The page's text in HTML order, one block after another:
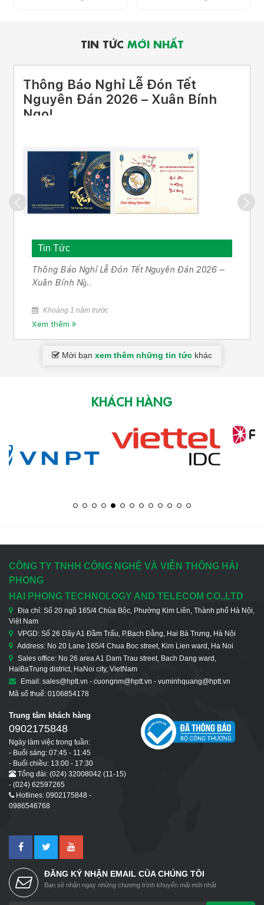
TIN TỨC MỚI NHẤT
Thông Báo Nghỉ Lễ Đón Tết
Nguyên Đán 2026 – Xuân Bính
Ngọ!
Tin Tức
Thông Báo Nghỉ Lễ Đón Tết Nguyên Đán 2026 –
Xuân Bính Ng̔..
Khoảng 1 năm trước
Xem thêm
Mời bạn xem thêm những tin tức khác
KHÁCH HÀNG
CÔNG TY TNHH CÔNG NGHỆ VÀ VIỄN THÔNG HẢI
PHONG
HAI PHONG TECHNOLOGY AND TELECOM CO.,LTD
Địa chỉ: Số 20 ngõ 165/4 Chùa Bộc, Phường Kim Liên, Thành phố Hà Nội,
Việt Nam
VPGD: Số 26 Dãy A1 Đầm Trấu, P.Bạch Đằng, Hai Bà Trưng, Hà Nội
Address: No 20 Lane 165/4 Chua Boc street, Kim Lien ward, Ha Noi
Sales office: No 26 area A1 Dam Trau street, Bach Dang ward,
HaiBaTrung district, HaNoi city, VietNam
Email: sales@hptt.vn - cuongnm@hptt.vn - vuminhquang@hptt.vn
Mã số thuế: 0106854178
Trung tâm khách hàng
0902175848
Ngày làm việc trong tuần:
- Buổi sáng: 07:45 - 11:45
- Buổi chiều: 13:00 - 17:30
Tổng đài: (024) 32008042 (11-15)
- (024) 62597265
Hotlines: 0902175848 -
0986546768
ĐĂNG KÝ NHẬN EMAIL CỦA CHÚNG TÔI
Bạn sẽ nhận ngay những chương trình khuyến mãi mới nhất